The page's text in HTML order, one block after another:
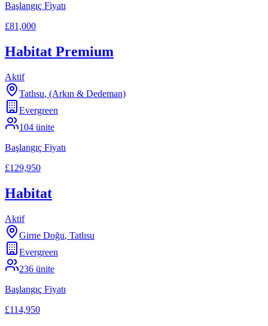
Başlangıç Fiyatı
£81,000
Habitat Premium
Aktif
Tatlısu, (Arkın & Dedeman)
Evergreen
104 ünite
Başlangıç Fiyatı
£129,950
Habitat
Aktif
Girne Doğu, Tatlısu
Evergreen
236 ünite
Başlangıç Fiyatı
£114,950